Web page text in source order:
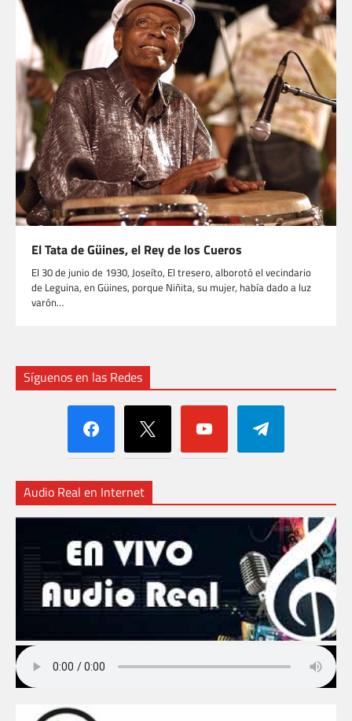
El Tata de Güines, el Rey de los Cueros
El 30 de junio de 1930, Joseíto, El tresero, alborotó el vecindario
de Leguina, en Güines, porque Niñita, su mujer, había dado a luz
varón…
Síguenos en las Redes
facebook x youtube telegram
Audio Real en Internet